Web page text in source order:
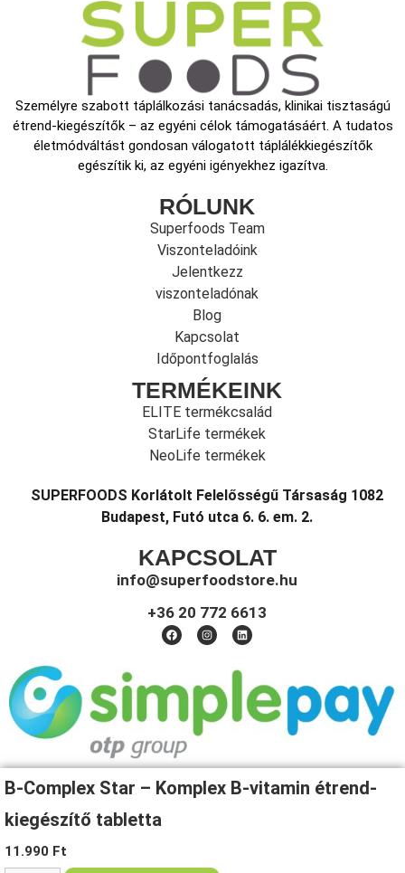
B-Complex Star – Komplex B-vitamin étrend-
kiegészítő tabletta
11.990 Ft
Személyre szabott táplálkozási tanácsadás, klinikai tisztaságú
étrend-kiegészítők – az egyéni célok támogatásáért. A tudatos
életmódváltást gondosan válogatott táplálékkiegészítők
egészítik ki, az egyéni igényekhez igazítva.
RÓLUNK
Superfoods Team
Viszonteladóink
Jelentkezz
viszonteladónak
Blog
Kapcsolat
Időpontfoglalás
TERMÉKEINK
ELITE termékcsalád
StarLife termékek
NeoLife termékek
SUPERFOODS Korlátolt Felelősségű Társaság 1082
Budapest, Futó utca 6. 6. em. 2.
KAPCSOLAT
info@superfoodstore.hu
+36 20 772 6613
AI-SEO Optimized